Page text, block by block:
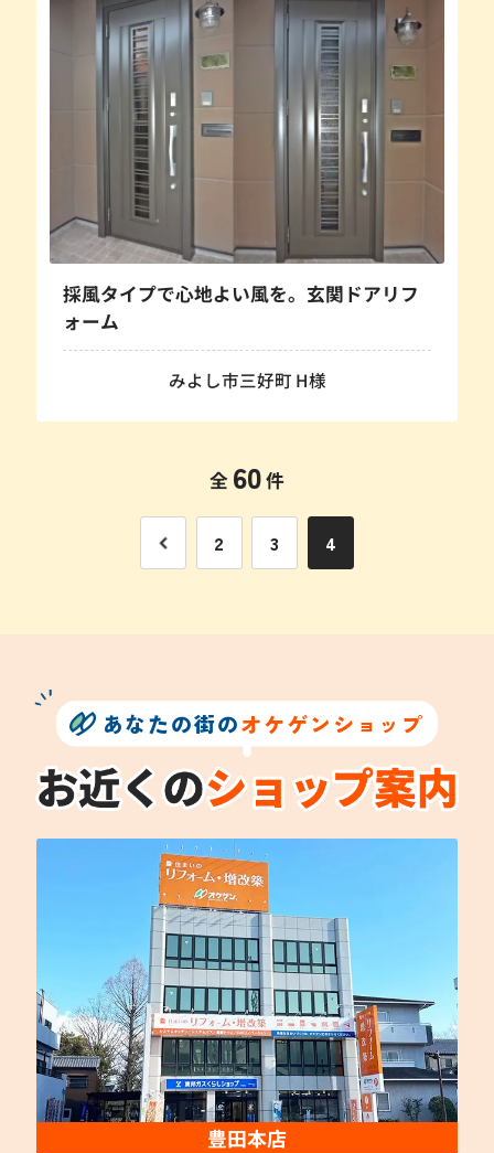
採風タイプで心地よい風を。玄関ドアリフ
ォーム
みよし市三好町 H様
全 60件
2 3 4
あなたの街のオケゲンショップ
豊田本店